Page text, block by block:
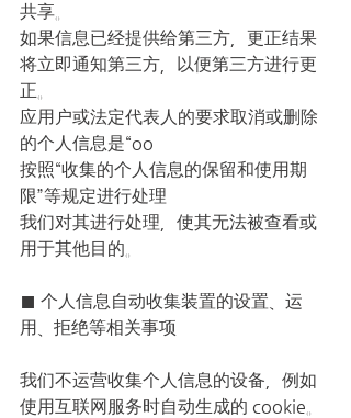
共享。
如果信息已经提供给第三方，更正结果
将立即通知第三方，以便第三方进行更
正。
应用户或法定代表人的要求取消或删除
的个人信息是“oo
按照“收集的个人信息的保留和使用期
限”等规定进行处理
我们对其进行处理，使其无法被查看或
用于其他目的。
■ 个人信息自动收集装置的设置、运
用、拒绝等相关事项
我们不运营收集个人信息的设备，例如
使用互联网服务时自动生成的 cookie。